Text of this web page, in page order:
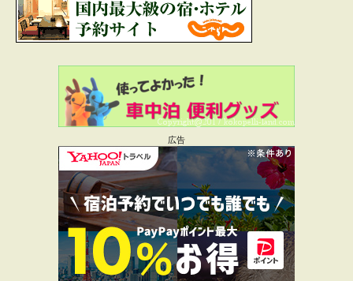
そこで入れた より:
消費税取られるので123.12円です。
軽油は税金にまで消費税課金。
返信
koko-pelli より:
2018年9月30日 10:39 AM
そうですね。
最近ガソリン代が高くなっているので税金何
広告